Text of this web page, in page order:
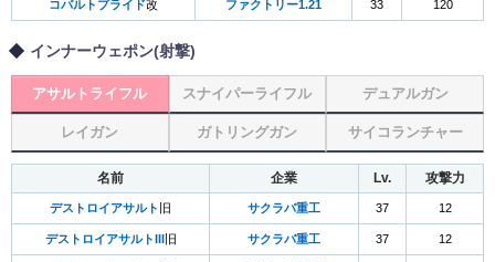
コバルトプライド改 ファクトリー1.21 33 120
インナーウェポン(射撃)
アサルトライフル スナイパーライフル デュアルガン
レイガン ガトリングガン サイコランチャー
名前 企業 Lv. 攻撃力
デストロイアサルト 旧 サクラバ重工 37 12
デストロイアサルトIII 旧 サクラバ重工 37 12